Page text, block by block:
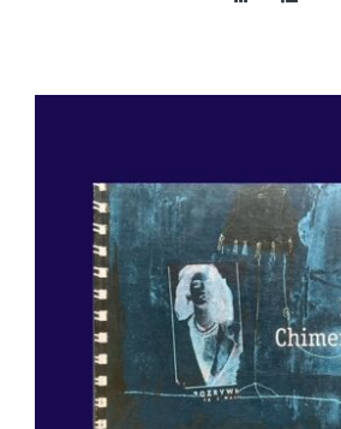
SZCZEGÓŁY